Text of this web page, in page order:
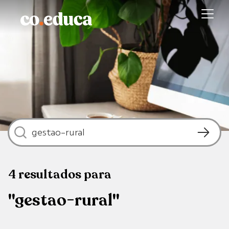
4 resultadospara
"gestao-rural"